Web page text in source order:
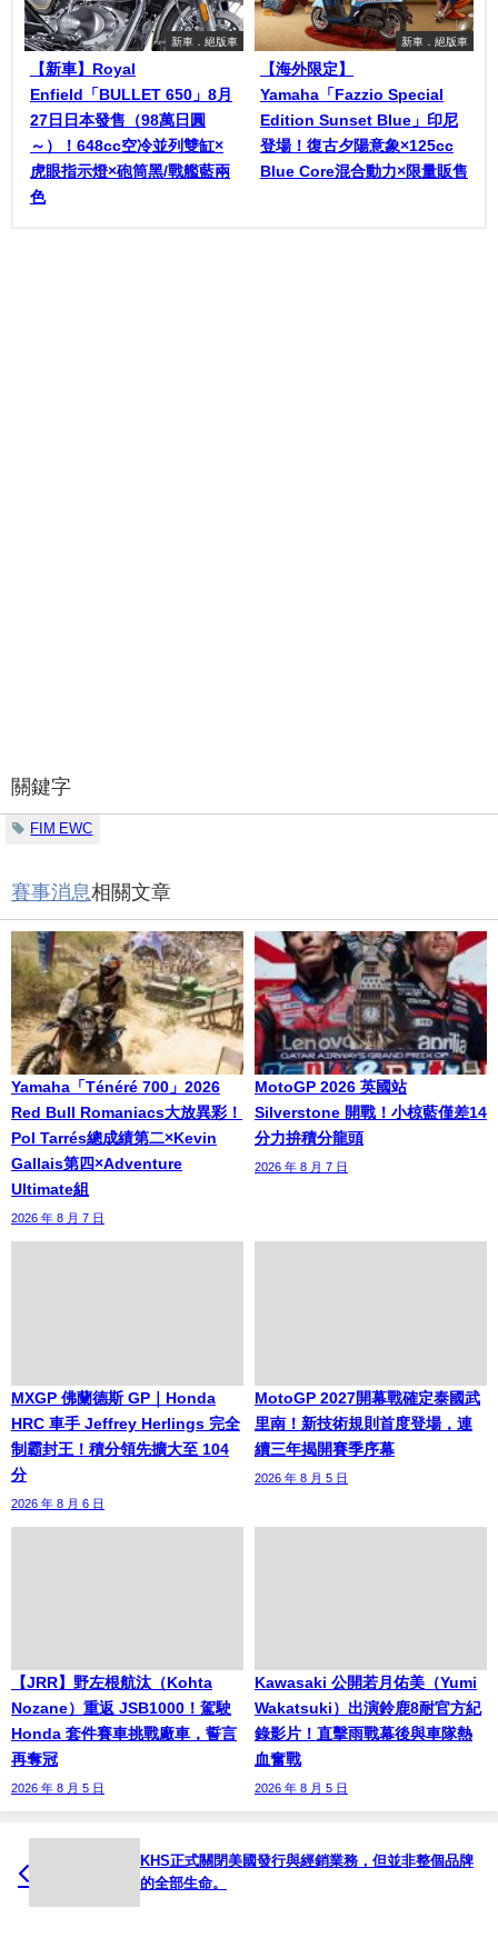
新車．絕版車
【新車】Royal
Enfield「BULLET 650」8月
27日日本發售（98萬日圓
～）！648cc空冷並列雙缸×
虎眼指示燈×砲筒黑/戰艦藍兩
色
新車．絕版車
【海外限定】
Yamaha「Fazzio Special
Edition Sunset Blue」印尼
登場！復古夕陽意象×125cc
Blue Core混合動力×限量販售
關鍵字
FIM EWC
賽事消息相關文章
Yamaha「Ténéré 700」2026
Red Bull Romaniacs大放異彩！
Pol Tarrés總成績第二×Kevin
Gallais第四×Adventure
Ultimate組
2026 年 8 月 7 日
MotoGP 2026 英國站
Silverstone 開戰！小椋藍僅差14
分力拚積分龍頭
2026 年 8 月 7 日
MXGP 佛蘭德斯 GP｜Honda
HRC 車手 Jeffrey Herlings 完全
制霸封王！積分領先擴大至 104
分
2026 年 8 月 6 日
MotoGP 2027開幕戰確定泰國武
里南！新技術規則首度登場，連
續三年揭開賽季序幕
2026 年 8 月 5 日
【JRR】野左根航汰（Kohta
Nozane）重返 JSB1000！駕駛
Honda 套件賽車挑戰廠車，誓言
再奪冠
2026 年 8 月 5 日
Kawasaki 公開若月佑美（Yumi
Wakatsuki）出演鈴鹿8耐官方紀
錄影片！直擊雨戰幕後與車隊熱
血奮戰
2026 年 8 月 5 日
KHS正式關閉美國發行與經銷業務，但並非整個品牌
的全部生命。